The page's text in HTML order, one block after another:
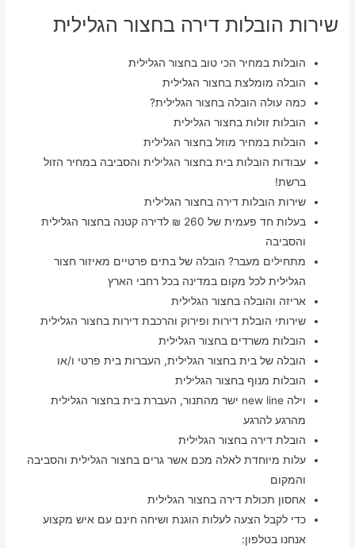
שירות הובלות דירה בחצור הגלילית
הובלות במחיר הכי טוב בחצור הגלילית
הובלה מומלצת בחצור הגלילית
כמה עולה הובלה בחצור הגלילית?
הובלות זולות בחצור הגלילית
הובלות במחיר מוזל בחצור הגלילית
עבודות הובלות בית בחצור הגלילית והסביבה במחיר הזול
ברשת!
שירות הובלות דירה בחצור הגלילית
בעלות חד פעמית של 260 ₪ לדירה קטנה בחצור הגלילית
והסביבה
מתחילים מעבר? הובלה של בתים פרטיים מאיזור חצור
הגלילית לכל מקום במדינה בכל רחבי הארץ
אריזה והובלה בחצור הגלילית
שירותי הובלת דירות ופירוק והרכבת דירות בחצור הגלילית
הובלות משרדים בחצור הגלילית
הובלה של בית בחצור הגלילית, העברות בית פרטי ו/או
הובלות מנוף בחצור הגלילית
וילה new line ישר מהתנור, העברת בית בחצור הגלילית
מהרגע להרגע
הובלת דירה בחצור הגלילית
עלות מיוחדת לאלה מכם אשר גרים בחצור הגלילית והסביבה
והמקום
אחסון תכולת דירה בחצור הגלילית
כדי לקבל הצעה לעלות הוגנת ושיחה חינם עם איש מקצוע
אנחנו בטלפון: